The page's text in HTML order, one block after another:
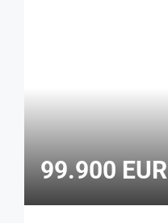
99.900 EUR